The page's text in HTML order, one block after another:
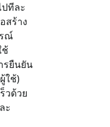
ทีละ
สร้าง
ณ์
ช้
รยืนยัน
ใช้)
วด้วย
ะ